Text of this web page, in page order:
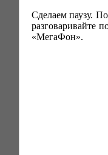
Сделаем паузу.
разговаривайте
«МегаФон».